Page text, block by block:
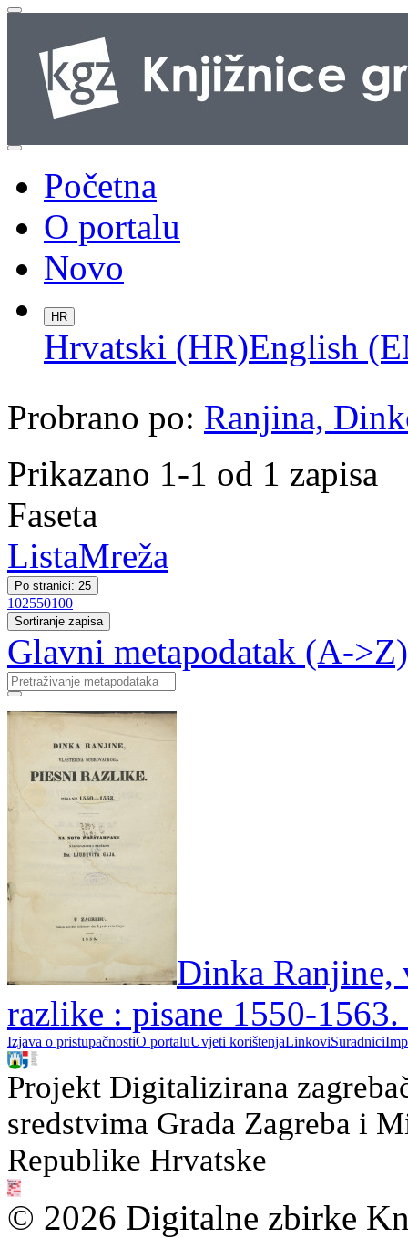
Početna
O portalu
Novo
HR
Hrvatski (HR)English
Probrano po: Ranjina,
Prikazano 1-1 od 1 zapisa
Faseta
ListaMreža
Po stranici: 25
102550100
Sortiranje zapisa
Glavni metapodatak (A->Z)
Dinka Ranjine,
razlike : pisane 1550-
Izjava o pristupačnostiO portaluUvjeti korištenjaLinkoviSuradnici
Projekt Digitalizirana
sredstvima Grada Zagreba i
Republike Hrvatske
© 2026 Digitalne zbirke